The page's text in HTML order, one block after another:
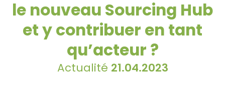
le nouveau Sourcing Hub
et y contribuer en tant
qu’acteur ?
Actualité 21.04.2023